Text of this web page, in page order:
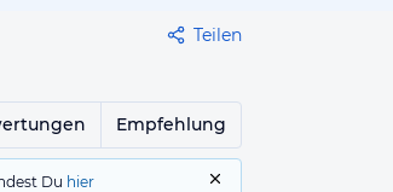
Teilen
Empfehlung
Du hier